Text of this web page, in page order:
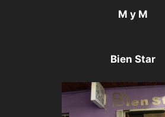
M y M
Bien Star